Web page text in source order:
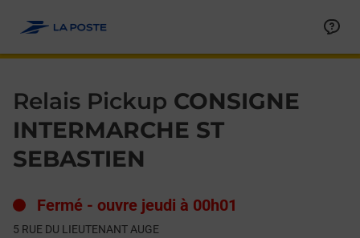
Relais Pickup CONSIGNE
INTERMARCHE ST
SEBASTIEN
Fermé - ouvre jeudi à 00h01
5 RUE DU LIEUTENANT AUGE